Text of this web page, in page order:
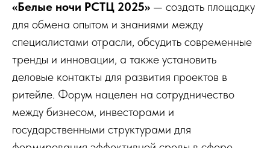
«Белые ночи РСТЦ 2025» — создать площадку
для обмена опытом и знаниями между
специалистами отрасли, обсудить современные
тренды и инновации, а также установить
деловые контакты для развития проектов в
ритейле. Форум нацелен на сотрудничество
между бизнесом, инвесторами и
государственными структурами для